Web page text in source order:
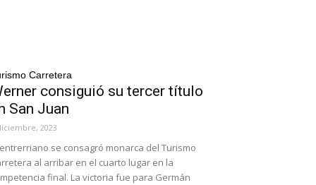
Carretera
consiguió su tercer título
San Juan
2023
se consagró monarca del Turismo
al arribar en el cuarto lugar en la
final. La victoria fue para Germán